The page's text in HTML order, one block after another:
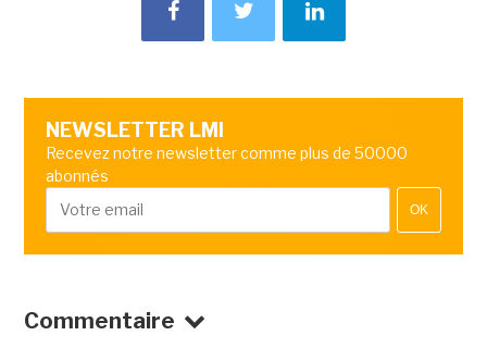
NEWSLETTER LMI
Recevez notre newsletter comme plus de 50000
abonnés
OK
Commentaire